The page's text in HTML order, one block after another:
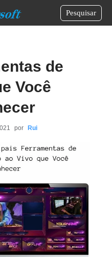
Pesquisar
de
Você
por Rui